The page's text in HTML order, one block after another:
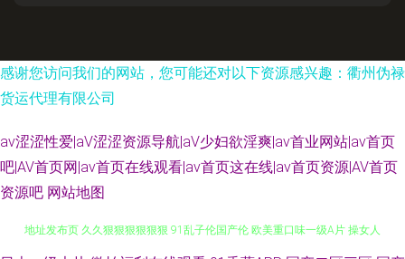
感谢您访问我们的网站，您可能还对以下资源感兴趣：衢州伪禄
货运代理有限公司
av涩涩性爱|aV涩涩资源导航|aV少妇欲淫爽|av首业网站|av首页
吧|AV首页网|av首页在线观看|av首页这在线|av首页资源|AV首页
资源吧 网站地图